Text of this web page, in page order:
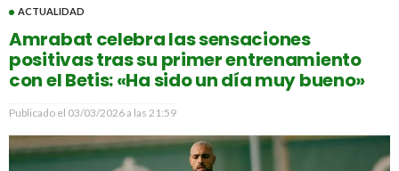
ACTUALIDAD
Amrabat celebra las sensaciones
positivas tras su primer entrenamiento
con el Betis: «Ha sido un día muy bueno»
Publicado el 03/03/2026 a las 21:59